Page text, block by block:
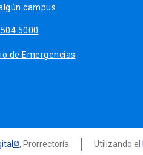
campus.
5000
de Emergencias
, Prorrectoría Utilizando el